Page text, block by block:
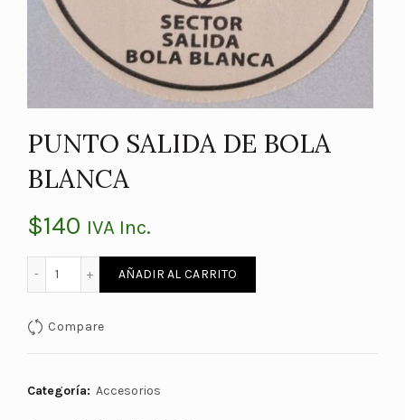
PUNTO SALIDA DE BOLA
BLANCA
$140 IVA Inc.
PUNTO SALIDA DE BOLA BLANCA cantidad
AÑADIR AL CARRITO
Compare
Categoría: Accesorios